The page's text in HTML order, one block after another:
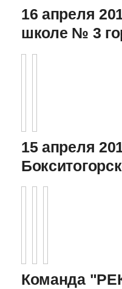
16 апреля
школе № 3
15 апреля
Команда